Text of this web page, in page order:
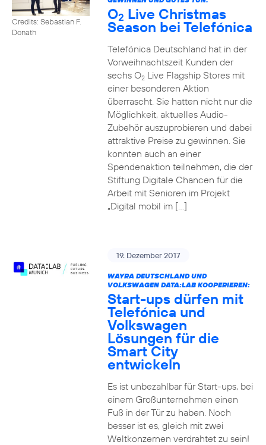
Credits: Sebastian F.
Donath
O2 Live Christmas
Season bei Telefónica
Telefónica Deutschland hat in der
Vorweihnachtszeit Kunden der
sechs O2Live Flagship Stores mit
einer besonderen Aktion
überrascht. Sie hatten nicht nur die
Möglichkeit, aktuelles Audio-
Zubehör auszuprobieren und dabei
attraktive Preise zu gewinnen. Sie
konnten auch an einer
Spendenaktion teilnehmen, die der
Stiftung Digitale Chancen für die
Arbeit mit Senioren im Projekt
„Digital mobil im […]
19. Dezember 2017
WAYRA DEUTSCHLAND UND
VOLKSWAGEN DATA:LAB KOOPERIEREN:
Start-ups dürfen mit
Telefónica und
Volkswagen
Lösungen für die
Smart City
entwickeln
Es ist unbezahlbar für Start-ups, bei
einem Großunternehmen einen
Fuß in der Tür zu haben. Noch
besser ist es, gleich mit zwei
Weltkonzernen verdrahtet zu sein!